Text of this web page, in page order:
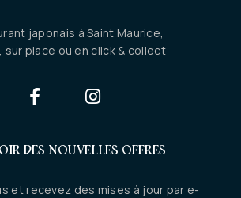
japonais à Saint Maurice,
sur place ou en click & collect
DES NOUVELLES OFFRES
et recevez des mises à jour par e-